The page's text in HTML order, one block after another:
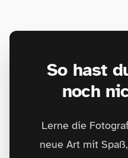
So hast
noch
Lerne die
neue Art mit